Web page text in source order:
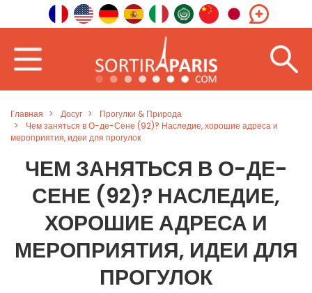
Главная Досуг
Прогулки & Природа
Чем заняться в О-де-Сене (92)? Наследие, хорошие адреса и
мероприятия, идеи для прогулок
ЧЕМ ЗАНЯТЬСЯ В О-ДЕ-
СЕНЕ (92)? НАСЛЕДИЕ,
ХОРОШИЕ АДРЕСА И
МЕРОПРИЯТИЯ, ИДЕИ ДЛЯ
ПРОГУЛОК